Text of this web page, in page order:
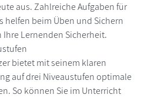
aus. Zahlreiche Aufgaben für
beim Üben und Sichern
Lernenden Sicherheit.
bietet mit seinem klaren
auf drei Niveaustufen optimale
So können Sie im Unterricht